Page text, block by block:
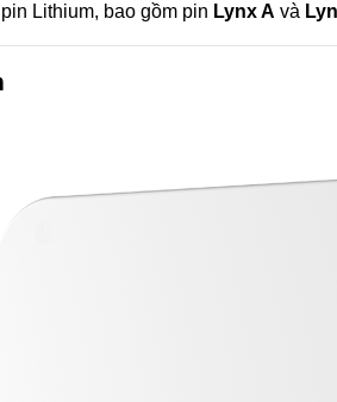
Lithium, bao gồm pin Lynx A và